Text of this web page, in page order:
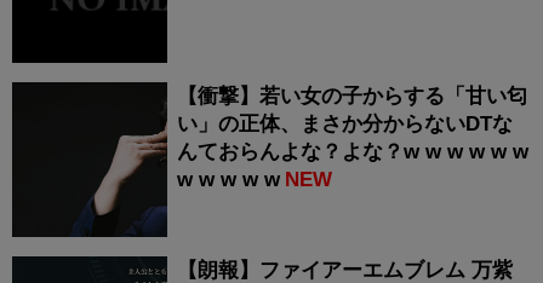
【衝撃】若い女の子からする「甘い匂
い」の正体、まさか分からないDTな
んておらんよな？よな？w w w w w w
w w w w w NEW
【朗報】ファイアーエムブレム 万紫